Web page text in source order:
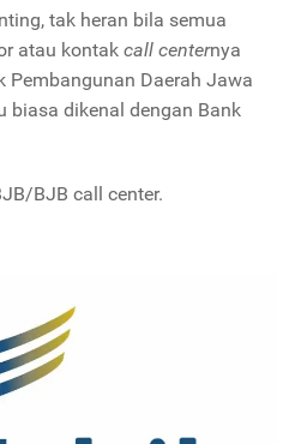
tak heran bila semua
atau kontak call centernya
Pembangunan Daerah Jawa
biasa dikenal dengan Bank
BJB call center.